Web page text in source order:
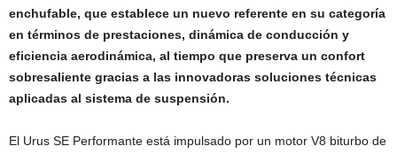
enchufable, que establece un nuevo referente en su categoría
en términos de prestaciones, dinámica de conducción y
eficiencia aerodinámica, al tiempo que preserva un confort
sobresaliente gracias a las innovadoras soluciones técnicas
aplicadas al sistema de suspensión.
El Urus SE Performante está impulsado por un motor V8 biturbo de